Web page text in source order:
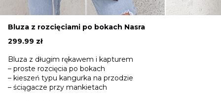
Bluza z rozcięciami po bokach Nasra
299.99 zł
Bluza z długim rękawem i kapturem
– proste rozcięcia po bokach
– kieszeń typu kangurka na przodzie
– ściągacze przy mankietach